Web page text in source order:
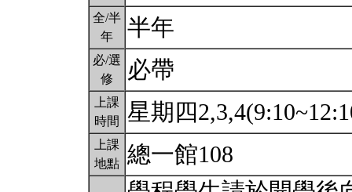
全/半
年
半年
必/選
修
必帶
上課
時間
星期四
上課
地點 總一館108